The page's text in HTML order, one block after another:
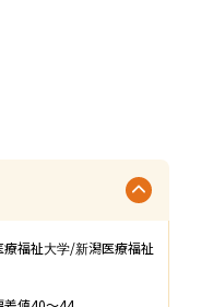
福祉大学/新潟医療福祉